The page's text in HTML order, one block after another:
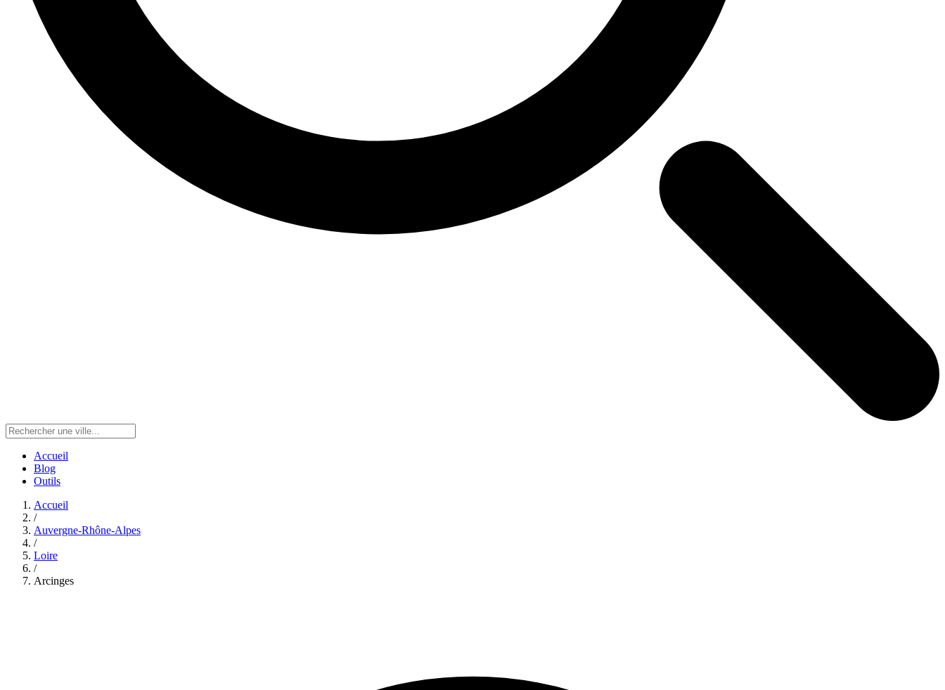
Accueil
Blog
Outils
Accueil
/
Auvergne-Rhône-Alpes
/
Loire
/
Arcinges